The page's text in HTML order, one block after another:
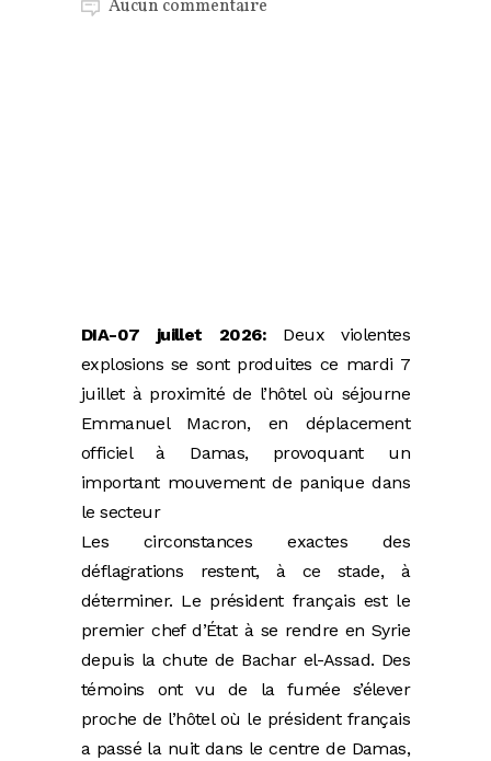
Aucun commentaire
DIA-07 juillet 2026: Deux violentes
explosions se sont produites ce mardi 7
juillet à proximité de l’hôtel où séjourne
Emmanuel Macron, en déplacement
officiel à Damas, provoquant un
important mouvement de panique dans
le secteur
Les circonstances exactes des
déflagrations restent, à ce stade, à
déterminer. Le président français est le
premier chef d’État à se rendre en Syrie
depuis la chute de Bachar el-Assad. Des
témoins ont vu de la fumée s’élever
proche de l’hôtel où le président français
a passé la nuit dans le centre de Damas,